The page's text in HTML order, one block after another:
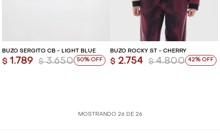
BUZO SERGITO CB - LIGHT BLUE
$ 1.789 $ 3.650 50
BUZO ROCKY ST - CHERRY
$ 2.754 $ 4.800 42
MOSTRANDO 26 DE 26